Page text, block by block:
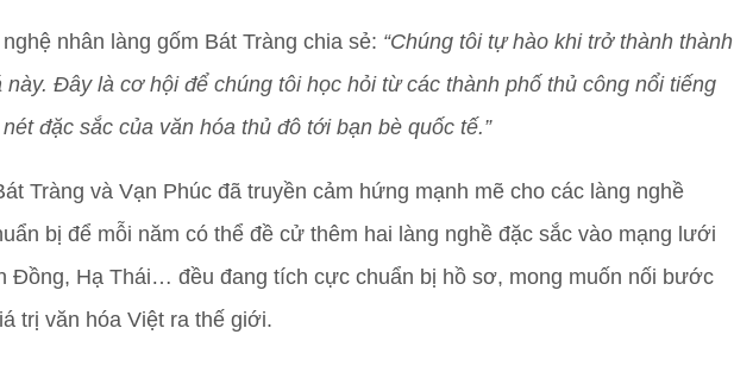
nhân làng gốm Bát Tràng chia sẻ: “Chúng tôi tự hào khi trở thành thành
Đây là cơ hội để chúng tôi học hỏi từ các thành phố thủ công nổi tiếng
đặc sắc của văn hóa thủ đô tới bạn bè quốc tế.”
Tràng và Vạn Phúc đã truyền cảm hứng mạnh mẽ cho các làng nghề
bị để mỗi năm có thể đề cử thêm hai làng nghề đặc sắc vào mạng lưới
Đồng, Hạ Thái… đều đang tích cực chuẩn bị hồ sơ, mong muốn nối bước
trị văn hóa Việt ra thế giới.